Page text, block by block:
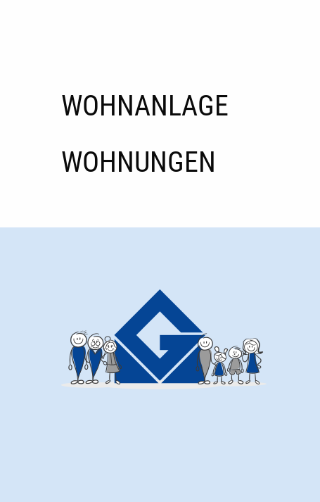
WOHNANLAGE
WOHNUNGEN